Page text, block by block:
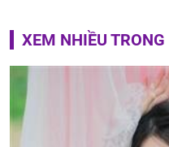
XEM NHIỀU TRONG